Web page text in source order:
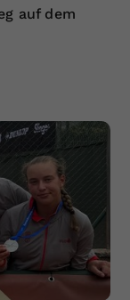
auf dem